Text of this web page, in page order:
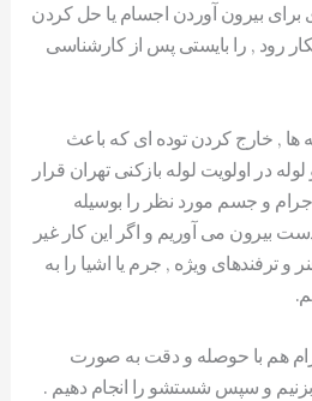
برای بیرون آوردن اجسام یا حل کردن
رود , را بایستی پس از کارشناسی
ها , خارج کردن توده ای که باعث
در اولویت لوله بازکنی تهران قرار
و جسم مورد نظر را بوسیله
بیرون می آوریم و اگر این کار غیر
و ترفندهای ویژه , جرم یا اشیا را به
هم با حوصله و دقت به صورت
و سپس شستشو را انجام دهیم .